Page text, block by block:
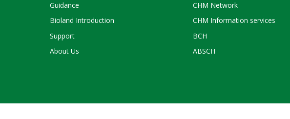
Guidance
Bioland Introduction
Support
About Us
CHM Network
CHM Information services
BCH
ABSCH